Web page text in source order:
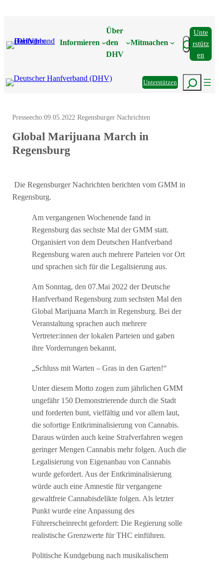
Informieren
Über
den
DHV
Mitmachen Suchen
Unte
Rstütz
En
UnterstützenSuchen
Presseecho:09.05.2022 Regensburger Nachrichten
Global Marijuana March in
Regensburg
Die Regensburger Nachrichten berichten vom GMM in
Regensburg.
Am vergangenen Wochenende fand in
Regensburg das sechste Mal der GMM statt.
Organisiert von dem Deutschen Hanfverband
Regensburg waren auch mehrere Parteien vor Ort
und sprachen sich für die Legalisierung aus.
Am Sonntag, den 07.Mai 2022 der Deutsche
Hanfverband Regensburg zum sechsten Mal den
Global Marijuana March in Regensburg. Bei der
Veranstaltung sprachen auch mehrere
Vertreter:innen der lokalen Parteien und gaben
ihre Vorderrungen bekannt.
„Schluss mit Warten – Gras in den Garten!“
Unter diesem Motto zogen zum jährlichen GMM
ungefähr 150 Demonstrierende durch die Stadt
und forderten bunt, vielfältig und vor allem laut,
die sofortige Entkriminalisierung von Cannabis.
Daraus würden auch keine Strafverfahren wegen
geringer Mengen Cannabis mehr folgen. Auch die
Legalisierung von Eigenanbau von Cannabis
wurde gefordert. Aus der Entkriminalisierung
würde auch eine Amnestie für vergangene
gewaltfreie Cannabisdelikte folgen. Als letzter
Punkt wurde eine Anpassung des
Führerscheinrecht gefordert: Die Regierung solle
realistische Grenzwerte für THC einführen.
Politische Kundgebung nach musikalischem